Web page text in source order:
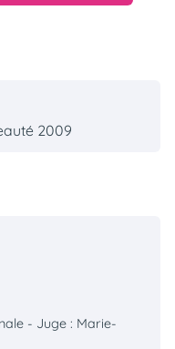
2009
- Juge : Marie-